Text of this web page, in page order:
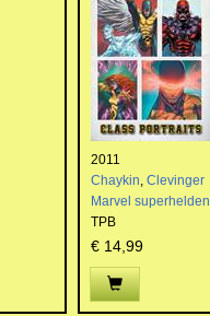
2011
Chaykin, Clevinger
Marvel superhelden
TPB
€ 14,99